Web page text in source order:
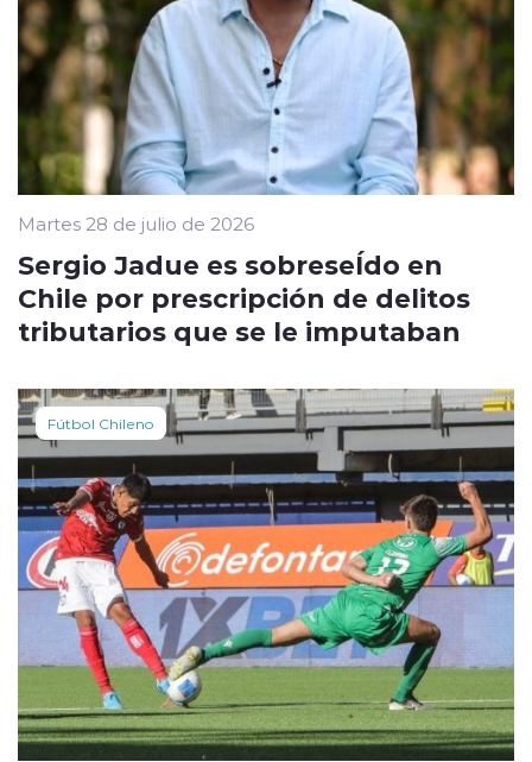
Martes 28 de julio de 2026
Sergio Jadue es sobreseÍdo en
Chile por prescripción de delitos
tributarios que se le imputaban
Fútbol Chileno